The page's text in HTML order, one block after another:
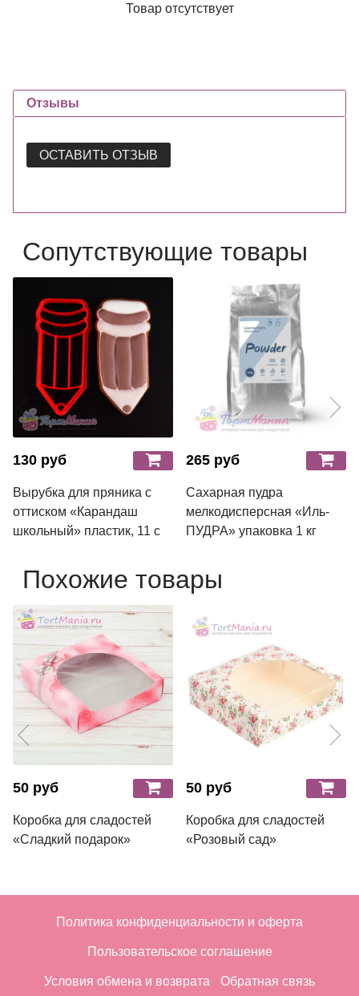
Товар отсутствует
Отзывы
ОСТАВИТЬ ОТЗЫВ
Сопутствующие товары
130 руб
Вырубка для пряника с
оттиском «Карандаш
школьный» пластик, 11 с
265 руб
Сахарная пудра
мелкодисперсная «Иль-
ПУДРА» упаковка 1 кг
Похожие товары
50 руб
Коробка для сладостей
«Сладкий подарок»
50 руб
Коробка для сладостей
«Розовый сад»
Политика конфиденциальности и оферта
Пользовательское соглашение
Условия обмена и возврата Обратная связь